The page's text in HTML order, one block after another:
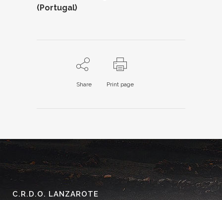
(Portugal)
Share Print page
C.R.D.O. LANZAROTE